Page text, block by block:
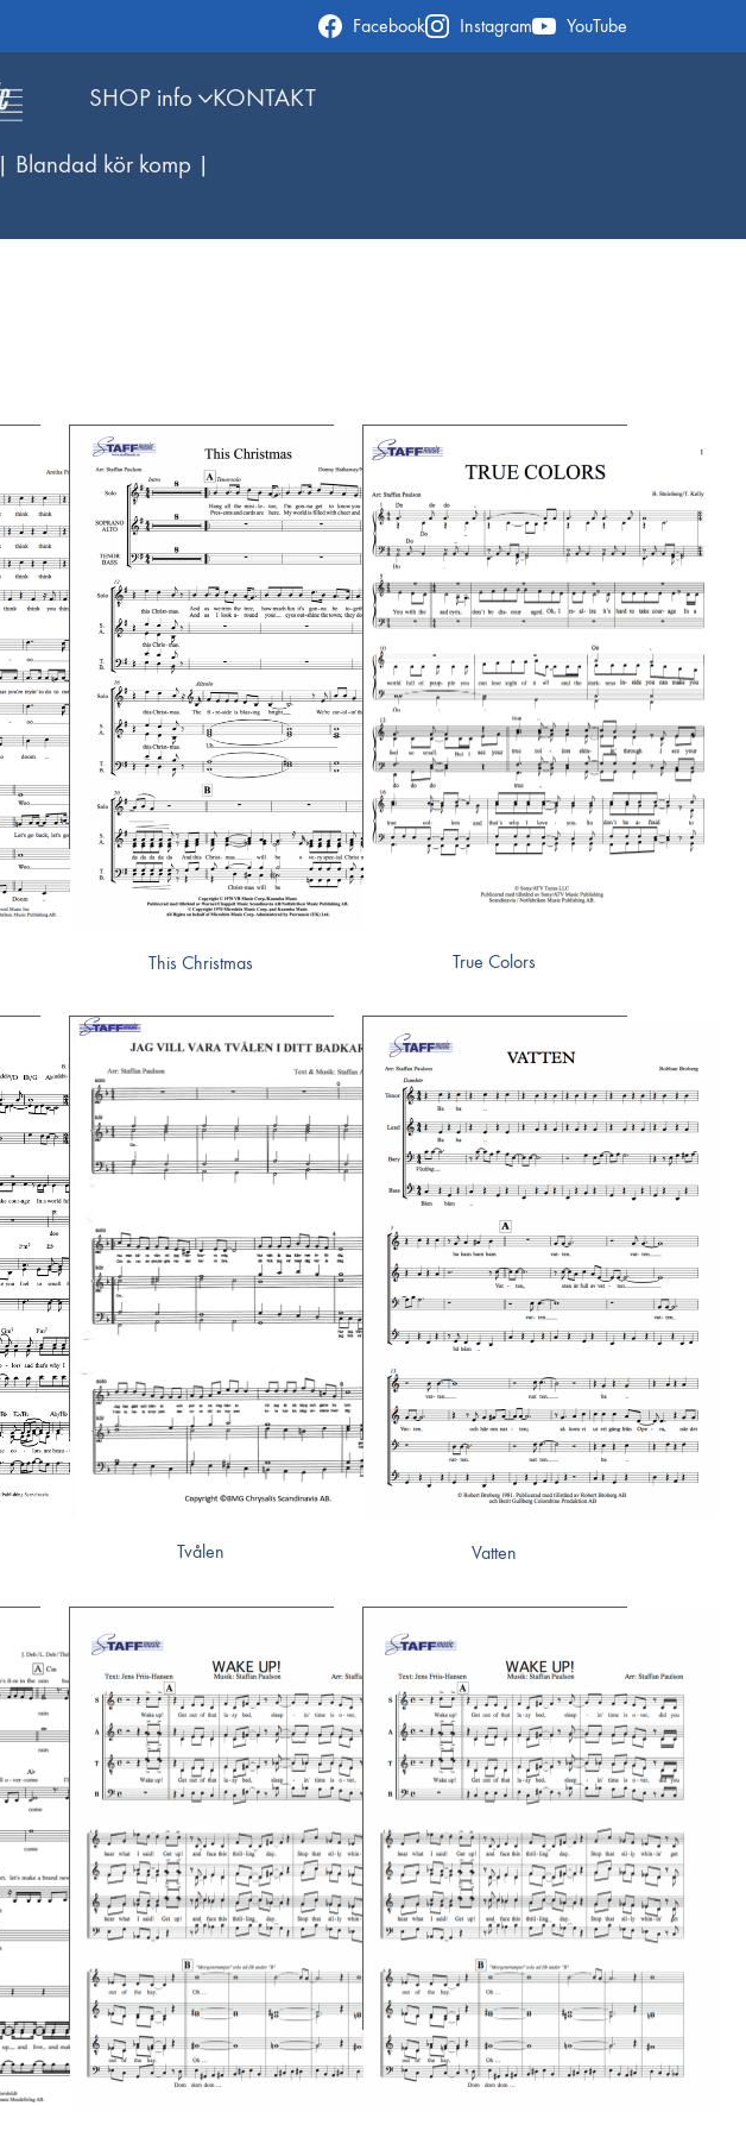
Facebook Instagram YouTube
SHOP info KONTAKT
| Blandad kör komp |
This Christmas True Colors
Tvålen Vatten